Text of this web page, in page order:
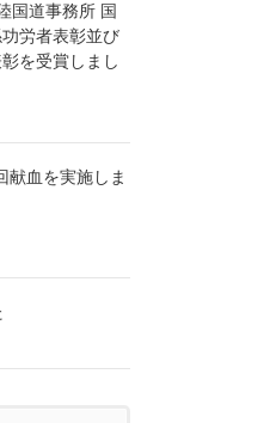
道事務所 国
労者表彰並び
を受賞しまし
献血を実施しま